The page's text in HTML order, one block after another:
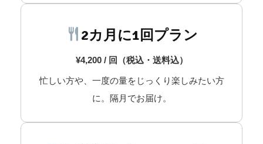
2カ月に1回プラン
¥4,200 / 回（税込・送料込）
忙しい方や、一度の量をじっくり楽しみたい方
に。隔月でお届け。